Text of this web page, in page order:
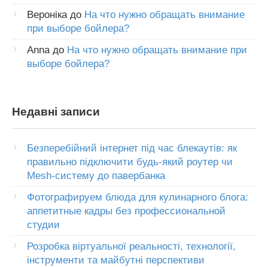
Веронікадо На что нужно обращать внимание
при выборе бойлера?
Annaдо На что нужно обращать внимание при
выборе бойлера?
Недавні записи
Безперебійний інтернет під час блекаутів: як
правильно підключити будь-який роутер чи
Mesh-систему до павербанка
Фотографируем блюда для кулинарного блога:
аппетитные кадры без профессиональной
студии
Розробка віртуальної реальності, технології,
інструменти та майбутні перспективи